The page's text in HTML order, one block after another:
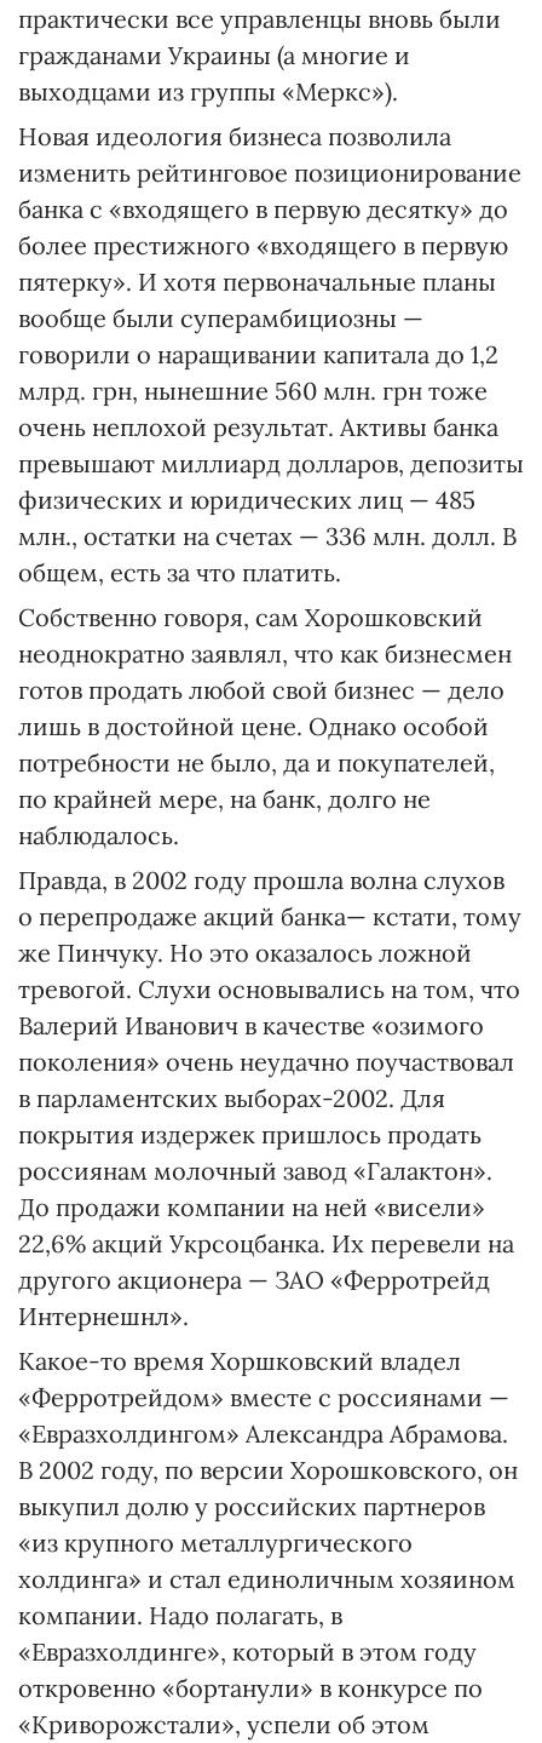
практически все управленцы вновь были
гражданами Украины (а многие и
выходцами из группы «Меркс»).
Новая идеология бизнеса позволила
изменить рейтинговое позиционирование
банка с «входящего в первую десятку» до
более престижного «входящего в первую
пятерку». И хотя первоначальные планы
вообще были суперамбициозны —
говорили о наращивании капитала до 1,2
млрд. грн, нынешние 560 млн. грн тоже
очень неплохой результат. Активы банка
превышают миллиард долларов, депозиты
физических и юридических лиц — 485
млн., остатки на счетах — 336 млн. долл. В
общем, есть за что платить.
Собственно говоря, сам Хорошковский
неоднократно заявлял, что как бизнесмен
готов продать любой свой бизнес — дело
лишь в достойной цене. Однако особой
потребности не было, да и покупателей,
по крайней мере, на банк, долго не
наблюдалось.
Правда, в 2002 году прошла волна слухов
о перепродаже акций банка— кстати, тому
же Пинчуку. Но это оказалось ложной
тревогой. Слухи основывались на том, что
Валерий Иванович в качестве «озимого
поколения» очень неудачно поучаствовал
в парламентских выборах-2002. Для
покрытия издержек пришлось продать
россиянам молочный завод «Галактон».
До продажи компании на ней «висели»
22,6% акций Укрсоцбанка. Их перевели на
другого акционера — ЗАО «Ферротрейд
Интернешнл».
Какое-то время Хоршковский владел
«Ферротрейдом» вместе с россиянами —
«Евразхолдингом» Александра Абрамова.
В 2002 году, по версии Хорошковского, он
выкупил долю у российских партнеров
«из крупного металлургического
холдинга» и стал единоличным хозяином
компании. Надо полагать, в
«Евразхолдинге», который в этом году
откровенно «бортанули» в конкурсе по
«Криворожстали», успели об этом